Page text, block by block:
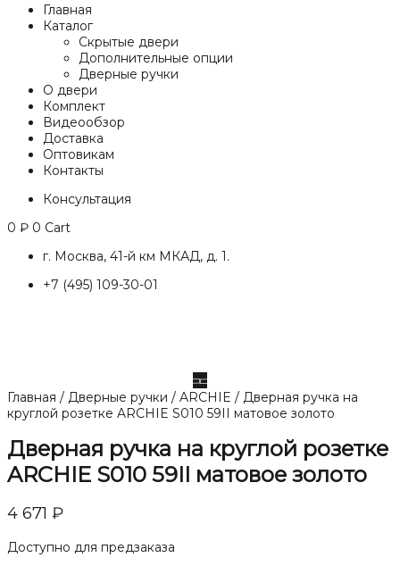
Главная
Каталог
Скрытые двери
Дополнительные опции
Дверные ручки
О двери
Комплект
Видеообзор
Доставка
Оптовикам
Контакты
Консультация
0 ₽ 0 Cart
г. Москва, 41-й км МКАД, д. 1.
+7 (495) 109-30-01
Главная / Дверные ручки / ARCHIE / Дверная ручка на
круглой розетке ARCHIE S010 59II матовое золото
Дверная ручка на круглой розетке
ARCHIE S010 59II матовое золото
4 671 ₽
Доступно для предзаказа